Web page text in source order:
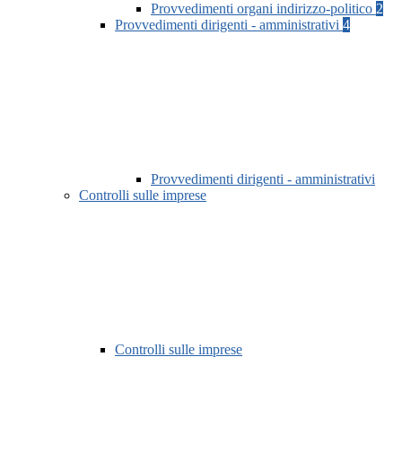
Provvedimenti organi indirizzo-politico 2
Provvedimenti dirigenti - amministrativi 4
Provvedimenti dirigenti - amministrativi
Controlli sulle imprese
Controlli sulle imprese